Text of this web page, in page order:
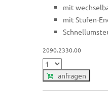
mit
mit Stufen-
2090.2330.00
anfragen